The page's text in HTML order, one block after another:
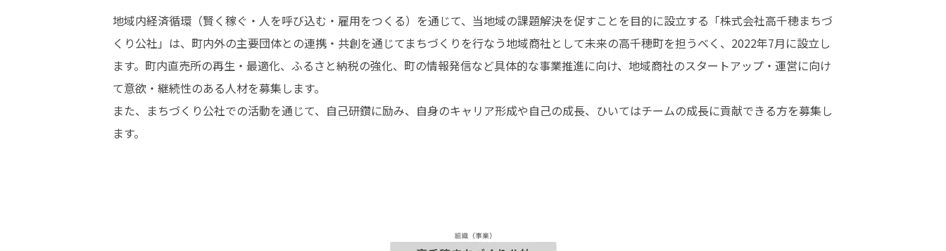
地域内経済循環（賢く稼ぐ・人を呼び込む・雇用をつくる）を通じて、当地域の課題解決を促すことを目的に設立する「株式会社高千穂まちづ
くり公社」は、町内外の主要団体との連携・共創を通じてまちづくりを行なう地域商社として未来の高千穂町を担うべく、2022年7月に設立し
ます。町内直売所の再生・最適化、ふるさと納税の強化、町の情報発信など具体的な事業推進に向け、地域商社のスタートアップ・運営に向け
て意欲・継続性のある人材を募集します。
また、まちづくり公社での活動を通じて、自己研鑽に励み、自身のキャリア形成や自己の成長、ひいてはチームの成長に貢献できる方を募集し
ます。